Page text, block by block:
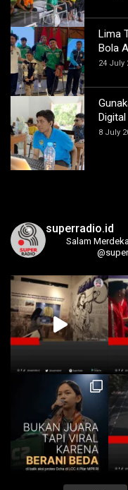
Lima
Bola
24 July
8 July
superradio.id
Salam